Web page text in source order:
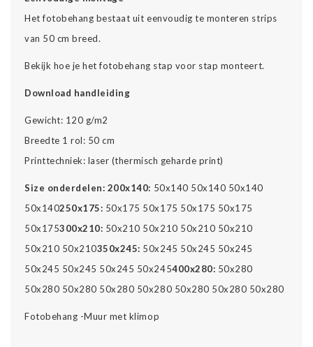
Het fotobehang bestaat uit eenvoudig te monteren strips
van 50 cm breed.
Bekijk hoe je het fotobehang stap voor stap monteert.
Download handleiding
Gewicht: 120 g/m2
Breedte 1 rol: 50 cm
Printtechniek: laser (thermisch geharde print)
Size onderdelen: 200x140: 50x140 50x140 50x140
50x140250x175: 50x175 50x175 50x175 50x175
50x175300x210: 50x210 50x210 50x210 50x210
50x210 50x210350x245: 50x245 50x245 50x245
50x245 50x245 50x245 50x245400x280: 50x280
50x280 50x280 50x280 50x280 50x280 50x280 50x280
Fotobehang -Muur met klimop